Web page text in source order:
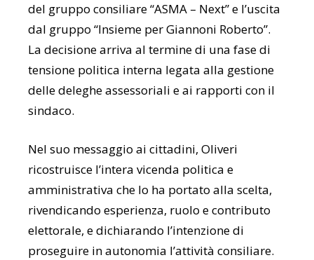
del gruppo consiliare “ASMA – Next” e l’uscita
dal gruppo “Insieme per Giannoni Roberto”.
La decisione arriva al termine di una fase di
tensione politica interna legata alla gestione
delle deleghe assessoriali e ai rapporti con il
sindaco.
Nel suo messaggio ai cittadini, Oliveri
ricostruisce l’intera vicenda politica e
amministrativa che lo ha portato alla scelta,
rivendicando esperienza, ruolo e contributo
elettorale, e dichiarando l’intenzione di
proseguire in autonomia l’attività consiliare.